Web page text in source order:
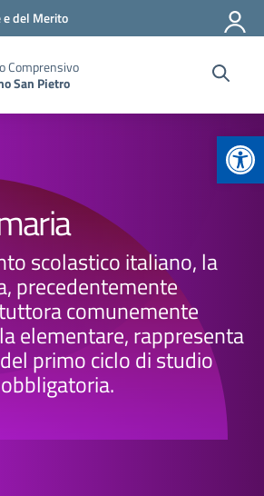
del Merito
Comprensivo
San Pietro
scolastico italiano, la
precedentemente
comunemente
elementare, rappresenta
primo ciclo di studio